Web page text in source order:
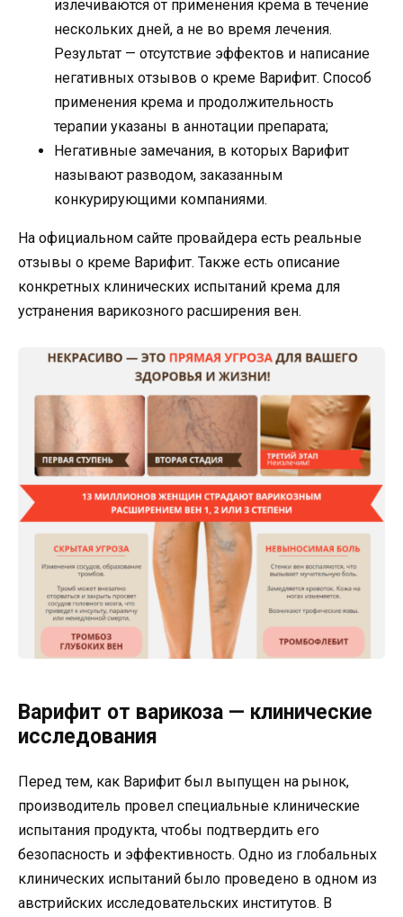
излечиваются от применения крема в течение
нескольких дней, а не во время лечения.
Результат — отсутствие эффектов и написание
негативных отзывов о креме Варифит. Способ
применения крема и продолжительность
терапии указаны в аннотации препарата;
Негативные замечания, в которых Варифит
называют разводом, заказанным
конкурирующими компаниями.
На официальном сайте провайдера есть реальные
отзывы о креме Варифит. Также есть описание
конкретных клинических испытаний крема для
устранения варикозного расширения вен.
Варифит от варикоза — клинические
исследования
Перед тем, как Варифит был выпущен на рынок,
производитель провел специальные клинические
испытания продукта, чтобы подтвердить его
безопасность и эффективность. Одно из глобальных
клинических испытаний было проведено в одном из
австрийских исследовательских институтов. В